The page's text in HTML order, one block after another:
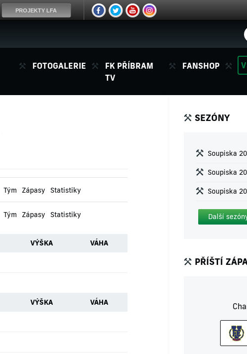
FOTOGALERIE
FK PŘÍBRAM
TV
FANSHOP
Tým Zápasy Statistiky
Tým Zápasy Statistiky
VÝŠKA VÁHA
VÝŠKA VÁHA
SEZÓNY
Soupiska
Soupiska
Soupiska
Další
PŘÍŠTÍ
PROJEKTY LFA